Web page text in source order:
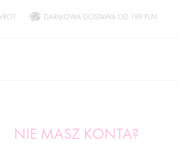
DARMOWA DOSTAWA OD 199 PLN
NIE MASZ KONTA?